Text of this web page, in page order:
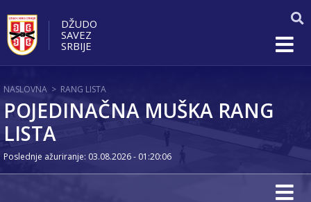
DŽUDO
SAVEZ
SRBIJE
NASLOVNA > RANG LISTA
POJEDINAČNA MUŠKA RANG
LISTA
Poslednje ažuriranje: 03.08.2026 - 01:20:06